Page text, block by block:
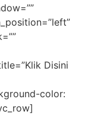
Disini
color: